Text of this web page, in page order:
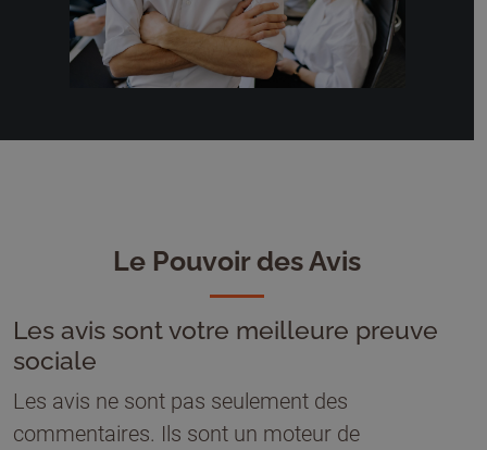
Le Pouvoir des Avis
Les avis sont votre meilleure preuve
sociale
Les avis ne sont pas seulement des
commentaires. Ils sont un moteur de